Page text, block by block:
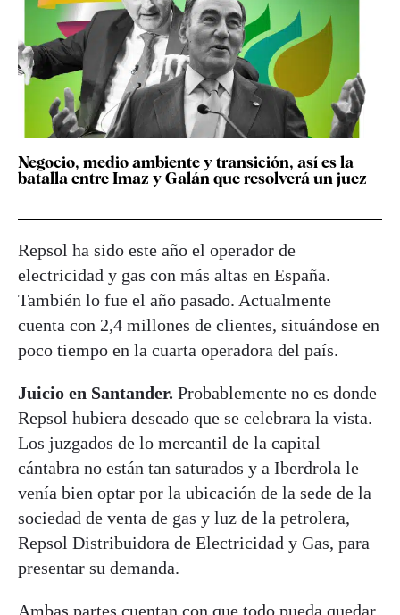
Negocio, medio ambiente y transición, así es la
batalla entre Imaz y Galán que resolverá un juez
Repsol ha sido este año el operador de
electricidad y gas con más altas en España.
También lo fue el año pasado. Actualmente
cuenta con 2,4 millones de clientes, situándose en
poco tiempo en la cuarta operadora del país.
Juicio en Santander. Probablemente no es donde
Repsol hubiera deseado que se celebrara la vista.
Los juzgados de lo mercantil de la capital
cántabra no están tan saturados y a Iberdrola le
venía bien optar por la ubicación de la sede de la
sociedad de venta de gas y luz de la petrolera,
Repsol Distribuidora de Electricidad y Gas, para
presentar su demanda.
Ambas partes cuentan con que todo pueda quedar